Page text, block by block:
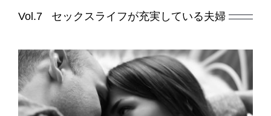
Vol.7 セックスライフが充実している夫婦